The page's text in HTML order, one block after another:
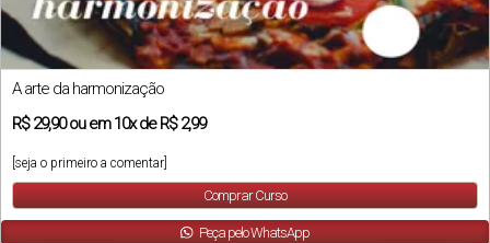
A arte da harmonização
R$29,90ou em10xdeR$ 2,99
[seja o primeiro a comentar]
Comprar Curso
Peça pelo WhatsApp